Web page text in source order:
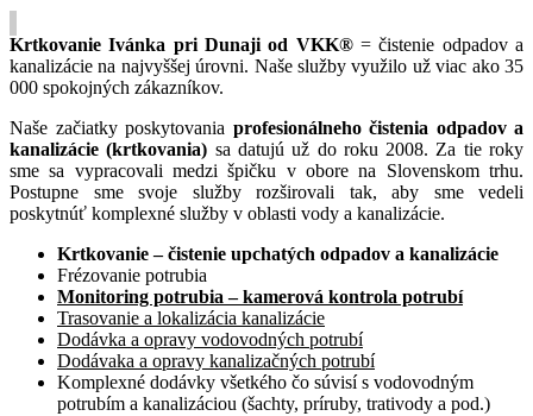
Krtkovanie Ivánka pri Dunaji od VKK®= čistenie odpadov a
kanalizácie na najvyššej úrovni. Naše služby využilo už viac ako 35
000 spokojných zákazníkov.
Naše začiatky poskytovania profesionálneho čistenia odpadov a
kanalizácie (krtkovania) sa datujú už do roku 2008. Za tie roky
sme sa vypracovali medzi špičku v obore na Slovenskom trhu.
Postupne sme svoje služby rozširovali tak, aby sme vedeli
poskytnúť komplexné služby v oblasti vody a kanalizácie.
Krtkovanie – čistenie upchatých odpadov a kanalizácie
Frézovanie potrubia
Monitoring potrubia – kamerová kontrola potrubí
Trasovanie a lokalizácia kanalizácie
Dodávka a opravy vodovodných potrubí
Dodávaka a opravy kanalizačných potrubí
Komplexné dodávky všetkého čo súvisí s vodovodným
potrubím a kanalizáciou (šachty, príruby, trativody a pod.)